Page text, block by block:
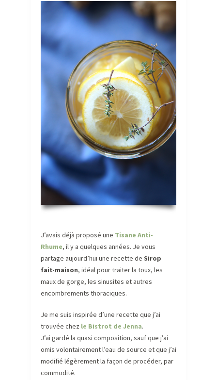
J’avais déjà proposé une Tisane Anti-
Rhume, il y a quelques années. Je vous
partage aujourd’hui une recette de Sirop
fait-maison, idéal pour traiter la toux, les
maux de gorge, les sinusites et autres
encombrements thoraciques.
Je me suis inspirée d’une recette que j’ai
trouvée chez le Bistrot de Jenna.
J’ai gardé la quasi composition, sauf que j’ai
omis volontairement l’eau de source et que j’ai
modifié légèrement la façon de procéder, par
commodité.